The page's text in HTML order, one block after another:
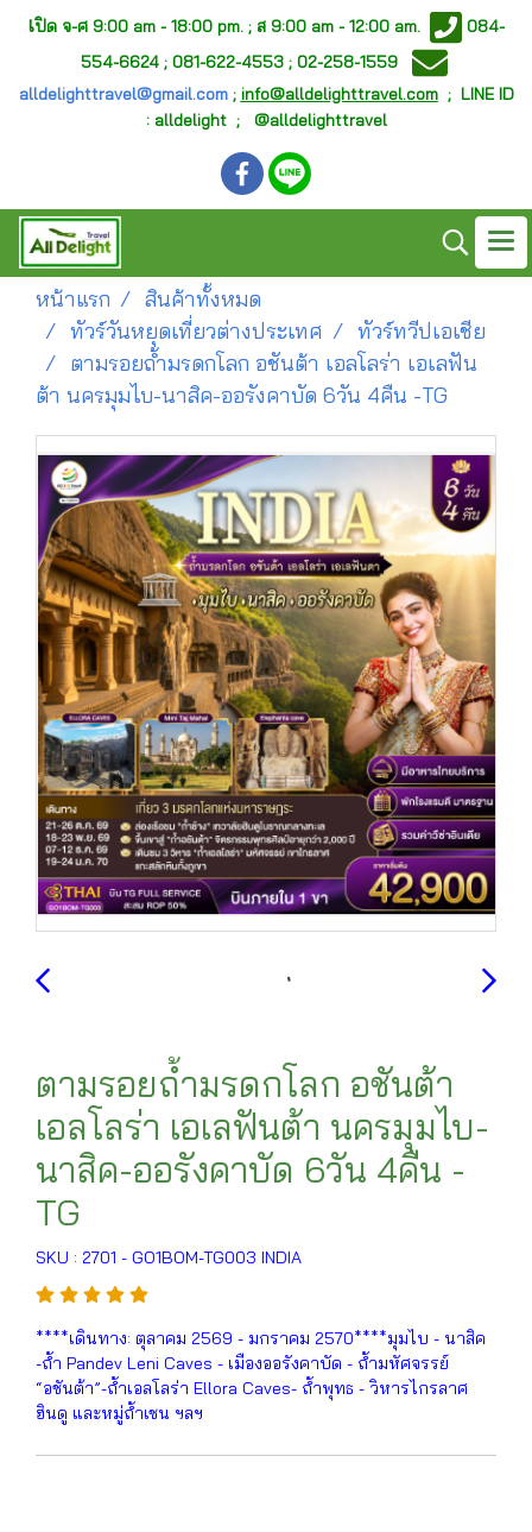
เปิด จ-ศ 9:00 am - 18:00 pm. ; ส 9:00 am - 12:00 am.
084-
554-6624 ; 081-622-4553 ; 02-258-1559
alldelighttravel@gmail.com; info@alldelighttravel.com; LINE ID
: alldelight ; @alldelighttravel
หน้าแรก
สินค้าทั้งหมด
ทัวร์วันหยุดเที่ยวต่างประเทศ
ทัวร์ทวีปเอเชีย
ตามรอยถ้ำมรดกโลก อชันต้า เอลโลร่า เอเลฟัน
ต้า นครมุมไบ-นาสิค-ออรังคาบัด 6วัน 4คืน -TG
ตามรอยถ้ำมรดกโลก อชันต้า
เอลโลร่า เอเลฟันต้า นครมุมไบ-
นาสิค-ออรังคาบัด 6วัน 4คืน -
TG
SKU : 2701 - GO1BOM-TG003 INDIA
****เดินทาง: ตุลาคม 2569 - มกราคม 2570****มุมไบ - นาสิค
-ถ้ำ Pandev Leni Caves - เมืองออรังคาบัด - ถ้ำมหัศจรรย์
“อชันต้า”-ถ้ำเอลโลร่า Ellora Caves- ถ้ำพุทธ - วิหารไกรลาศ
ฮินดู และหมู่ถ้ำเชน ฯลฯ